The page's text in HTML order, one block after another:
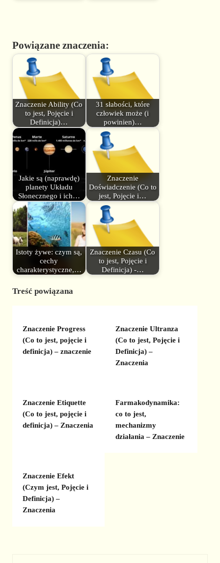
Powiązane znaczenia:
Znaczenie Ability (Co
to jest, Pojęcie i
Definicja)…
31 słabości, które
człowiek może (i
powinien)…
Jakie są (naprawdę)
planety Układu
Słonecznego i ich…
Znaczenie
Doświadczenie (Co to
jest, Pojęcie i…
Istoty żywe: czym są,
cechy
charakterystyczne,…
Znaczenie Czasu (Co
to jest, Pojęcie i
Definicja) -…
Treść powiązana
Znaczenie Progress
(Co to jest, pojęcie i
definicja) – znaczenie
Znaczenie Ultranza
(Co to jest, Pojęcie i
Definicja) –
Znaczenia
Znaczenie Etiquette
(Co to jest, pojęcie i
definicja) – Znaczenia
Farmakodynamika:
co to jest,
mechanizmy
działania – Znaczenie
Znaczenie Efekt
(Czym jest, Pojęcie i
Definicja) –
Znaczenia